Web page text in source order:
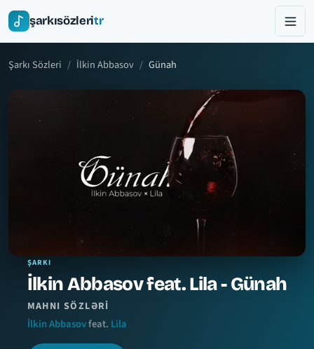
şarkısözleritr
Şarkı Sözleri İlkin Abbasov Günah
ŞARKI
İlkin Abbasov feat. Lila - Günah
MAHNI SÖZLƏRI
İlkin Abbasovfeat. Lila